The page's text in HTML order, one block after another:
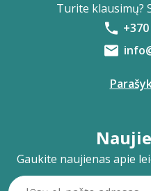
Turite klausimų?
Gaukite naujienas apie